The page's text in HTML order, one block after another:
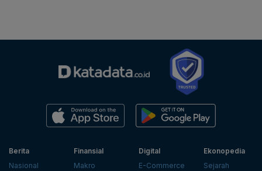
Berita
Nasional
Finansial
Makro
Digital
E-Commerce
Ekonopedia
Sejarah